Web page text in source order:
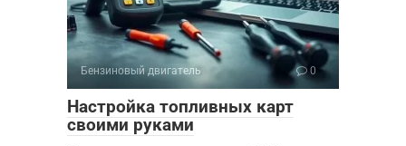
Бензиновый двигатель 0
Настройка топливных карт
своими руками